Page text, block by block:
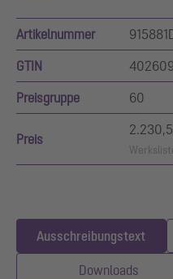
Artikelnummer
GTIN
Preisgruppe 60
Preis
Ausschreibungstext
Downloads